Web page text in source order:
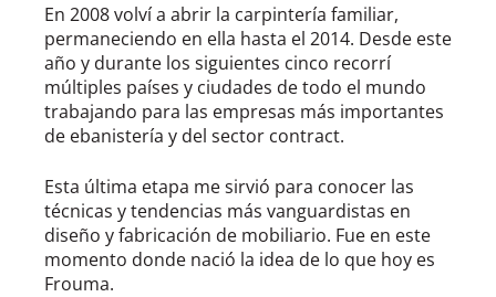
En 2008 volví a abrir la carpintería familiar,
permaneciendo en ella hasta el 2014. Desde este
año y durante los siguientes cinco recorrí
múltiples países y ciudades de todo el mundo
trabajando para las empresas más importantes
de ebanistería y del sector contract.
Esta última etapa me sirvió para conocer las
técnicas y tendencias más vanguardistas en
diseño y fabricación de mobiliario. Fue en este
momento donde nació la idea de lo que hoy es
Frouma.